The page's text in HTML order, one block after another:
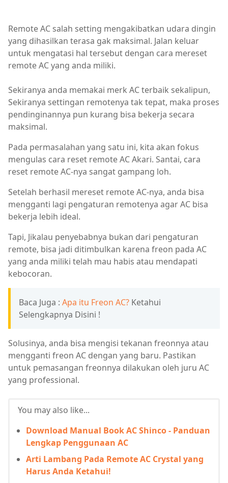
Remote AC salah setting mengakibatkan udara dingin
yang dihasilkan terasa gak maksimal. Jalan keluar
untuk mengatasi hal tersebut dengan cara mereset
remote AC yang anda miliki.
Sekiranya anda memakai merk AC terbaik sekalipun,
Sekiranya settingan remotenya tak tepat, maka proses
pendinginannya pun kurang bisa bekerja secara
maksimal.
Pada permasalahan yang satu ini, kita akan fokus
mengulas cara reset remote AC Akari. Santai, cara
reset remote AC-nya sangat gampang loh.
Setelah berhasil mereset remote AC-nya, anda bisa
mengganti lagi pengaturan remotenya agar AC bisa
bekerja lebih ideal.
Tapi, Jikalau penyebabnya bukan dari pengaturan
remote, bisa jadi ditimbulkan karena freon pada AC
yang anda miliki telah mau habis atau mendapati
kebocoran.
Baca Juga : Apa itu Freon AC? Ketahui
Selengkapnya Disini !
Solusinya, anda bisa mengisi tekanan freonnya atau
mengganti freon AC dengan yang baru. Pastikan
untuk pemasangan freonnya dilakukan oleh juru AC
yang professional.
You may also like...
Download Manual Book AC Shinco - Panduan
Lengkap Penggunaan AC
Arti Lambang Pada Remote AC Crystal yang
Harus Anda Ketahui!